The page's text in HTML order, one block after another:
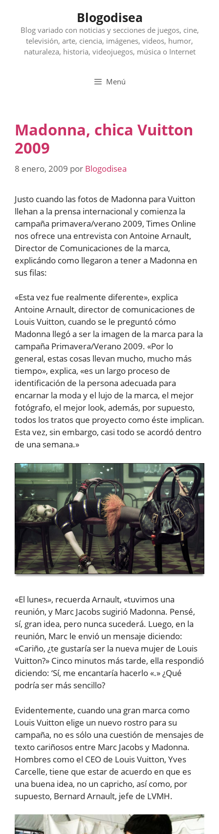
contenido
Blogodisea
Blog variado con noticias y secciones de juegos, cine,
televisión, arte, ciencia, imágenes, videos, humor,
naturaleza, historia, videojuegos, música o Internet
Menú
Madonna, chica Vuitton
2009
8 enero, 2009 por Blogodisea
Justo cuando las fotos de Madonna para Vuitton
llehan a la prensa internacional y comienza la
campaña primavera/verano 2009, Times Online
nos ofrece una entrevista con Antoine Arnault,
Director de Comunicaciones de la marca,
explicándo como llegaron a tener a Madonna en
sus filas:
«Esta vez fue realmente diferente», explica
Antoine Arnault, director de comunicaciones de
Louis Vuitton, cuando se le preguntó cómo
Madonna llegó a ser la imagen de la marca para la
campaña Primavera/Verano 2009. «Por lo
general, estas cosas llevan mucho, mucho más
tiempo», explica, «es un largo proceso de
identificación de la persona adecuada para
encarnar la moda y el lujo de la marca, el mejor
fotógrafo, el mejor look, además, por supuesto,
todos los tratos que proyecto como éste implican.
Esta vez, sin embargo, casi todo se acordó dentro
de una semana.»
«El lunes», recuerda Arnault, «tuvimos una
reunión, y Marc Jacobs sugirió Madonna. Pensé,
sí, gran idea, pero nunca sucederá. Luego, en la
reunión, Marc le envió un mensaje diciendo:
«Cariño, ¿te gustaría ser la nueva mujer de Louis
Vuitton?» Cinco minutos más tarde, ella respondió
diciendo: ‘Sí, me encantaría hacerlo «.» ¿Qué
podría ser más sencillo?
Evidentemente, cuando una gran marca como
Louis Vuitton elige un nuevo rostro para su
campaña, no es sólo una cuestión de mensajes de
texto cariñosos entre Marc Jacobs y Madonna.
Hombres como el CEO de Louis Vuitton, Yves
Carcelle, tiene que estar de acuerdo en que es
una buena idea, no un capricho, así como, por
supuesto, Bernard Arnault, jefe de LVMH.